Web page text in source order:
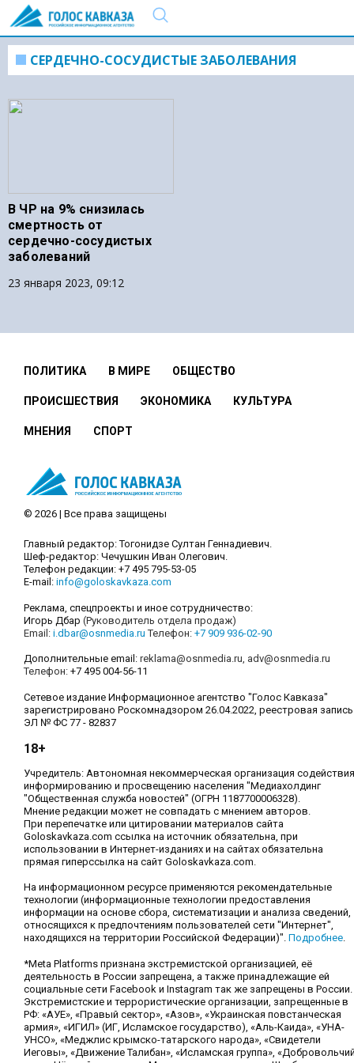
СЕРДЕЧНО-СОСУДИСТЫЕ ЗАБОЛЕВАНИЯ
В ЧР на 9% снизилась
смертность от
сердечно-сосудистых
заболеваний
23 января 2023, 09:12
ПОЛИТИКА В МИРЕ ОБЩЕСТВО
ПРОИСШЕСТВИЯ ЭКОНОМИКА КУЛЬТУРА
МНЕНИЯ СПОРТ
© 2026 | Все права защищены
Главный редактор: Тогонидзе Султан Геннадиевич.
Шеф-редактор: Чечушкин Иван Олегович.
Телефон редакции: +7 495 795-53-05
E-mail: info@goloskavkaza.com
Реклама, спецпроекты и иное сотрудничество:
Игорь Дбар (Руководитель отдела продаж)
Email: i.dbar@osnmedia.ru Телефон: +7 909 936-02-90
Дополнительные email: reklama@osnmedia.ru, adv@osnmedia.ru
Телефон: +7 495 004-56-11
Сетевое издание Информационное агентство "Голос Кавказа"
зарегистрировано Роскомнадзором 26.04.2022, реестровая запись
ЭЛ № ФС 77 - 82837
18+
Учредитель: Автономная некоммерческая организация содействия
информированию и просвещению населения "Медиахолдинг
"Общественная служба новостей" (ОГРН 1187700006328).
Мнение редакции может не совпадать с мнением авторов.
При перепечатке или цитировании материалов сайта
Goloskavkaza.com ссылка на источник обязательна, при
использовании в Интернет-изданиях и на сайтах обязательна
прямая гиперссылка на сайт Goloskavkaza.com.
На информационном ресурсе применяются рекомендательные
технологии (информационные технологии предоставления
информации на основе сбора, систематизации и анализа сведений,
относящихся к предпочтениям пользователей сети "Интернет",
находящихся на территории Российской Федерации)". Подробнее.
*Meta Platforms признана экстремистской организацией, её
деятельность в России запрещена, а также принадлежащие ей
социальные сети Facebook и Instagram так же запрещены в России.
Экстремистские и террористические организации, запрещенные в
РФ: «АУЕ», «Правый сектор», «Азов», «Украинская повстанческая
армия», «ИГИЛ» (ИГ, Исламское государство), «Аль-Каида», «УНА-
УНСО», «Меджлис крымско-татарского народа», «Свидетели
Иеговы», «Движение Талибан», «Исламская группа»,